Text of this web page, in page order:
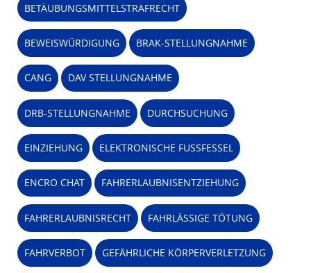
BETÄUBUNGSMITTELSTRAFRECHT
BEWEISWÜRDIGUNG BRAK-STELLUNGNAHME
CANG DAV STELLUNGNAHME
DRB-STELLUNGNAHME DURCHSUCHUNG
EINZIEHUNG ELEKTRONISCHE FUSSFESSEL
ENCRO CHAT FAHRERLAUBNISENTZIEHUNG
FAHRERLAUBNISRECHT FAHRLÄSSIGE TÖTUNG
FAHRVERBOT GEFÄHRLICHE KÖRPERVERLETZUNG